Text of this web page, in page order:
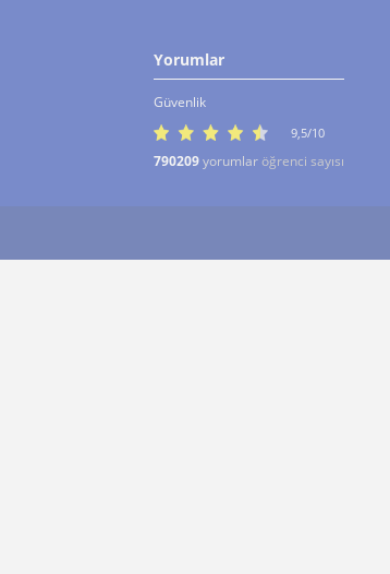
Yorumlar
Güvenlik
9,5/10
790209yorumlar öğrenci sayısı